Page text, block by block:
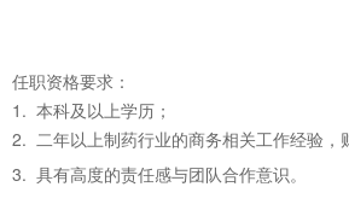
任职资格要求：
1. 本科及以上学历；
2. 二年以上制药行业的商务相关工作经验，
3. 具有高度的责任感与团队合作意识。